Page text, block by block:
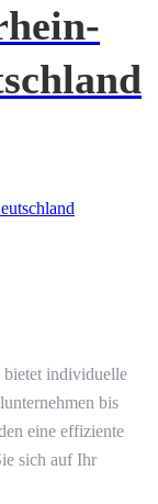
individuelle
bis
eine effiziente
sich auf Ihr